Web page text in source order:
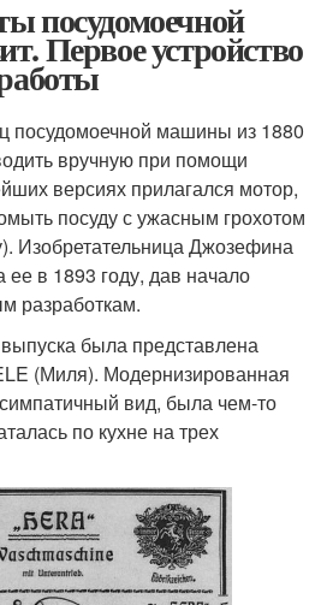
посудомоечной
Первое устройство
посудомоечной машины из 1880
вручную при помощи
версиях прилагался мотор,
посуду с ужасным грохотом
Изобретательница Джозефина
ее в 1893 году, дав начало
разработкам.
была представлена
(Миля). Модернизированная
вид, была чем-то
по кухне на трех